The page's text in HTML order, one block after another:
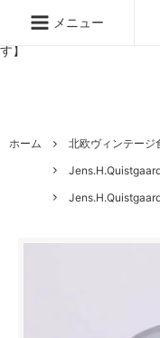
ッタのオンラインストア【
ージ食器,雅峰窯やソルテ
す】
メニュー
ホーム 北欧ヴィンテージ